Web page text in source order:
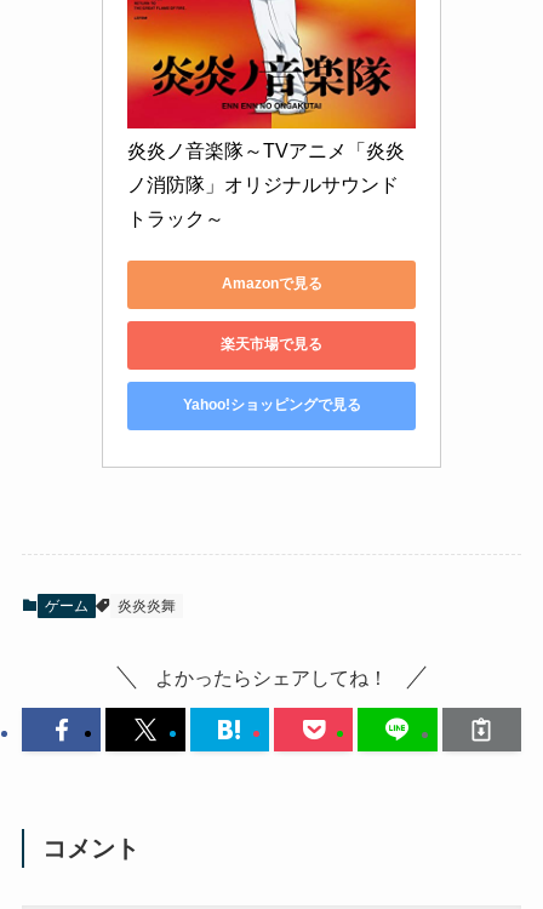
炎炎ノ音楽隊～TVアニメ「炎炎
ノ消防隊」オリジナルサウンド
トラック～
Amazonで見る
楽天市場で見る
Yahoo!ショッピングで見る
ゲーム 炎炎炎舞
よかったらシェアしてね！
コメント